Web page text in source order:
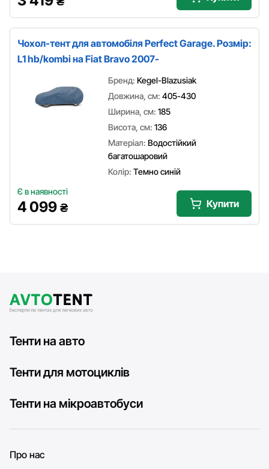
Чохол-тент для автомобіля Perfect Garage. Розмір:
L1 hb/kombi на Fiat Bravo 2007-
Бренд: Kegel-Blazusiak
Довжина, см: 405-430
Ширина, см: 185
Висота, см: 136
Матеріал: Водостійкий
багатошаровий
Колір: Темно синій
Є в наявності
4 099 ₴ Купити
Тенти на авто
Тенти для мотоциклів
Тенти на мікроавтобуси
Про нас